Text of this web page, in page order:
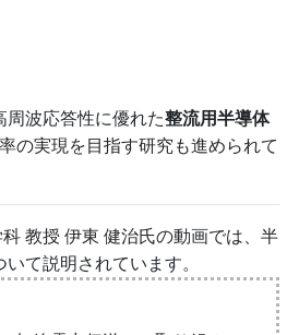
周波応答性に優れた整流用半導体
の実現を目指す研究も進められて
教授 伊東 健治氏の動画では、半
て説明されています。